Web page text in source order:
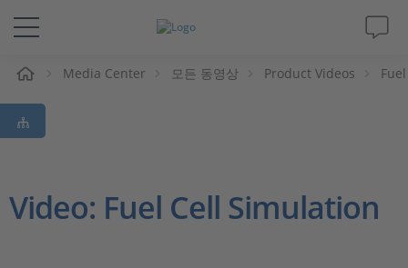
솔루션 및 제품
Support
Media Center 모든 동영상 Product Videos
Video: Fuel Cell Simulation